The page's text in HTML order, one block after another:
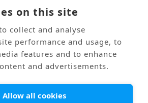
on this site
collect and analyse
performance and usage, to
features and to enhance
and advertisements.
Allow all cookies